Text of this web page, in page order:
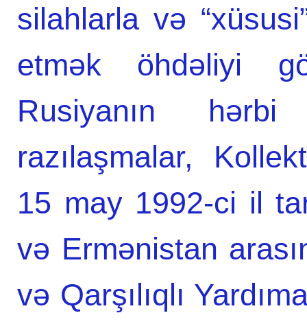
silahlarla və
etmək öhdəliyi
Rusiyanın hərbi
razılaşmalar,
15 may 1992-ci il
və Ermənistan
və Qarşılıqlı